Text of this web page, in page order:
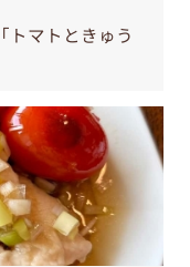
トマトときゅう